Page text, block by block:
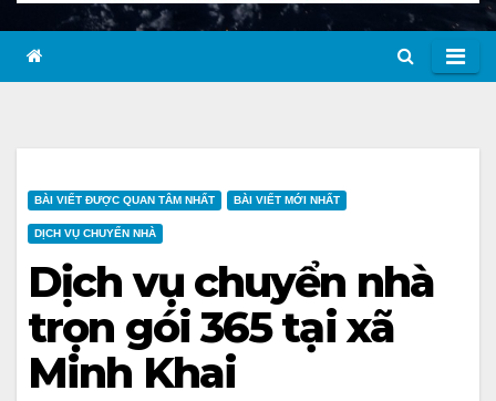
BÀI VIẾT ĐƯỢC QUAN TÂM NHẤT BÀI VIẾT MỚI NHẤT
DỊCH VỤ CHUYỂN NHÀ
Dịch vụ chuyển nhà
trọn gói 365 tại xã
Minh Khai